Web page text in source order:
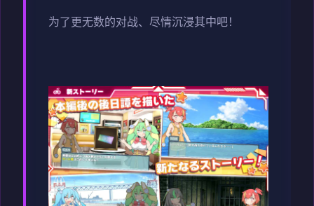
为了更无数的对战、尽情沉浸其中吧！